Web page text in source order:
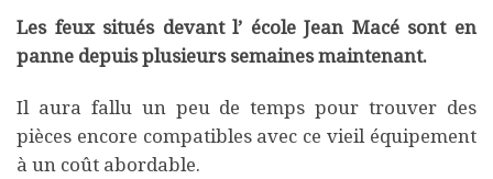
Les feux situés devant l’ école Jean Macé sont en
panne depuis plusieurs semaines maintenant.
Il aura fallu un peu de temps pour trouver des
pièces encore compatibles avec ce vieil équipement
à un coût abordable.